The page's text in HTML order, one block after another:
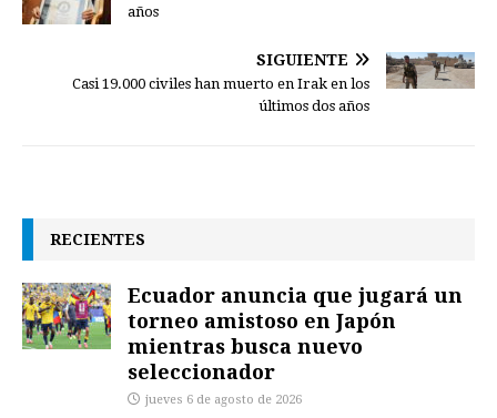
años
SIGUIENTE
Casi 19.000 civiles han muerto en Irak en los
últimos dos años
RECIENTES
Ecuador anuncia que jugará un
torneo amistoso en Japón
mientras busca nuevo
seleccionador
jueves 6 de agosto de 2026